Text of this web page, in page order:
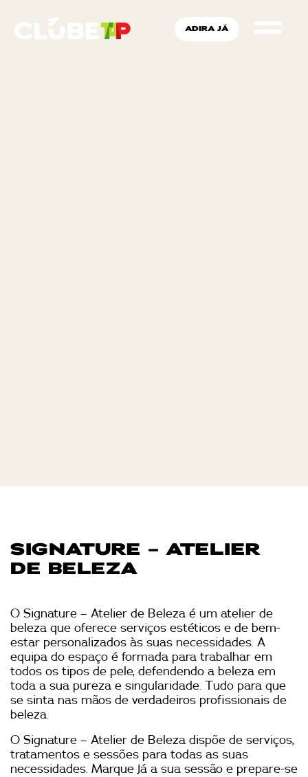
ADIRA JÁ
SIGNATURE – ATELIER
DE BELEZA
O Signature – Atelier de Beleza é um atelier de
beleza que oferece serviços estéticos e de bem-
estar personalizados às suas necessidades. A
equipa do espaço é formada para trabalhar em
todos os tipos de pele, defendendo a beleza em
toda a sua pureza e singularidade. Tudo para que
se sinta nas mãos de verdadeiros profissionais de
beleza.
O Signature – Atelier de Beleza dispõe de serviços,
tratamentos e sessões para todas as suas
necessidades. Marque já a sua sessão e prepare-se